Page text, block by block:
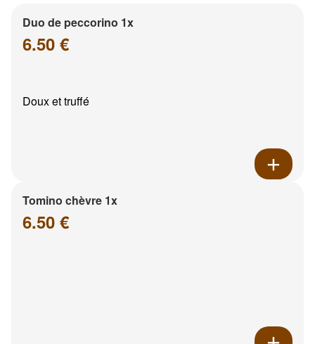
Duo de peccorino 1x
6.50 €
Doux et truffé
Tomino chèvre 1x
6.50 €